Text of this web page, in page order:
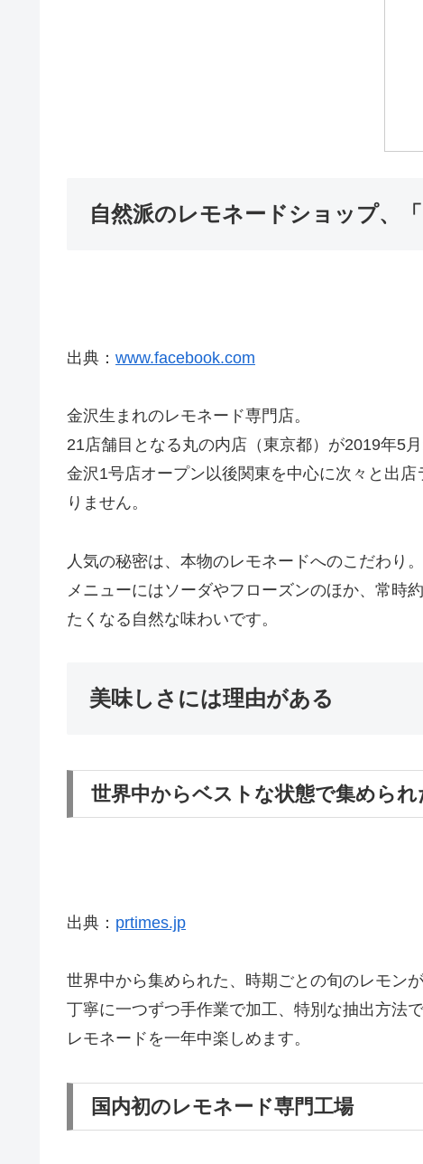
自然派のレモネードショップ、
出典： www.facebook.com
金沢生まれのレモネード専門店。
21店舗目となる丸の内店（東京都）が2019年5
金沢1号店オープン以後関東を中心に次々と出
りません。
人気の秘密は、本物のレモネードへのこだわり。
メニューにはソーダやフローズンのほか、常時
たくなる自然な味わいです。
美味しさには理由がある
世界中からベストな状態で集められ
出典： prtimes.jp
世界中から集められた、時期ごとの旬のレモンが
丁寧に一つずつ手作業で加工、特別な抽出方法
レモネードを一年中楽しめます。
国内初のレモネード専門工場